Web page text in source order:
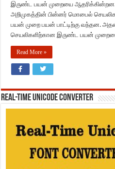
இருண்ட பயன் முறையை ஆதரிக்கின்றன.
அறிமுகத்தின் பின்னர் மொபைல்
பயன் முறை பயன் பாட்டிற்கு வந்தன.
செயலிகளிற்கான இருண்ட பயன்
Read More »
REAL-TIME UNICODE CONVERTER